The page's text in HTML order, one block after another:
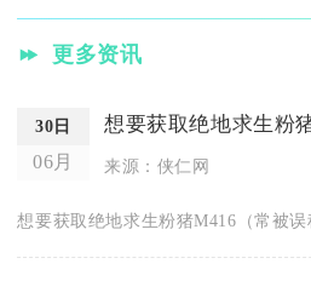
更多资讯
30日
06月 来源：侠仁网
想要获取绝地求生粉猪M416（常被